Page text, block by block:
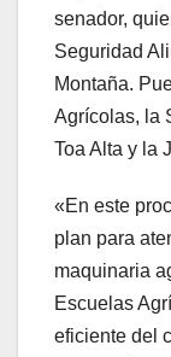
senador,
Seguridad
Montaña.
Agrícolas, la
Toa Alta y la
«En este
plan para
maquinaria
Escuelas
eficiente del